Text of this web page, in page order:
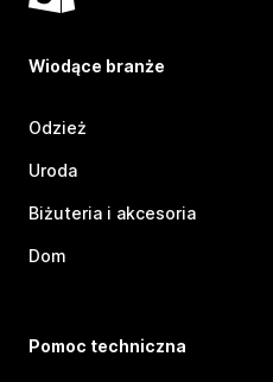
Wiodące branże
Odzież
Uroda
Biżuteria i akcesoria
Dom
Pomoc techniczna